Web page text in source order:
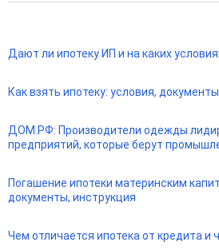
Дают ли ипотеку ИП и на каких
Как взять ипотеку: условия,
ДОМ.РФ: Производители одежды
предприятий, которые берут
Погашение ипотеки материнским
документы, инструкция
Чем отличается ипотека от кредита и